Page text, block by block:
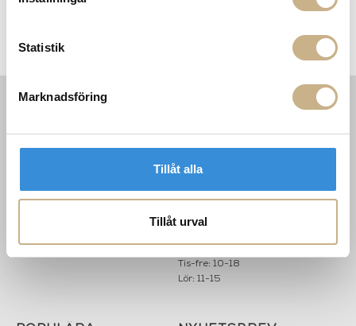
Statistik
Marknadsföring
Tillåt alla
Tillåt urval
Startsidan
Karriär
MARIELLA INTERIORS
LILLA BROGATAN 9
info@mariellastore.se
Tis-fre: 10-18
Lör: 11-15